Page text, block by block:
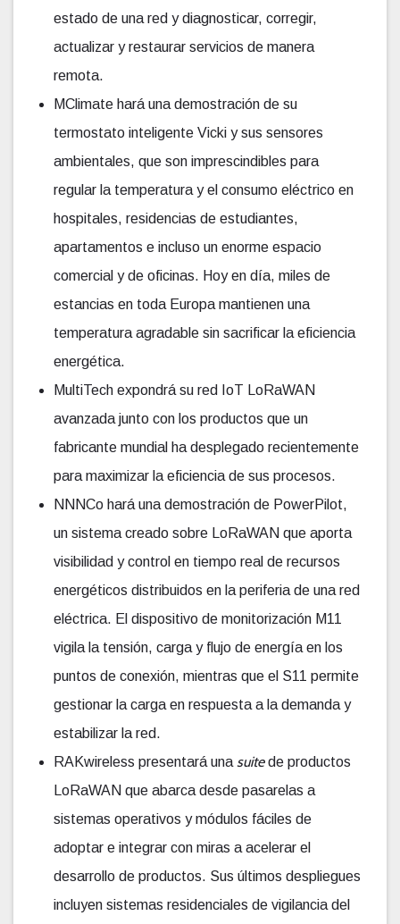
estado de una red y diagnosticar, corregir,
actualizar y restaurar servicios de manera
remota.
MClimate hará una demostración de su
termostato inteligente Vicki y sus sensores
ambientales, que son imprescindibles para
regular la temperatura y el consumo eléctrico en
hospitales, residencias de estudiantes,
apartamentos e incluso un enorme espacio
comercial y de oficinas. Hoy en día, miles de
estancias en toda Europa mantienen una
temperatura agradable sin sacrificar la eficiencia
energética.
MultiTech expondrá su red IoT LoRaWAN
avanzada junto con los productos que un
fabricante mundial ha desplegado recientemente
para maximizar la eficiencia de sus procesos.
NNNCo hará una demostración de PowerPilot,
un sistema creado sobre LoRaWAN que aporta
visibilidad y control en tiempo real de recursos
energéticos distribuidos en la periferia de una red
eléctrica. El dispositivo de monitorización M11
vigila la tensión, carga y flujo de energía en los
puntos de conexión, mientras que el S11 permite
gestionar la carga en respuesta a la demanda y
estabilizar la red.
RAKwireless presentará una suitede productos
LoRaWAN que abarca desde pasarelas a
sistemas operativos y módulos fáciles de
adoptar e integrar con miras a acelerar el
desarrollo de productos. Sus últimos despliegues
incluyen sistemas residenciales de vigilancia del